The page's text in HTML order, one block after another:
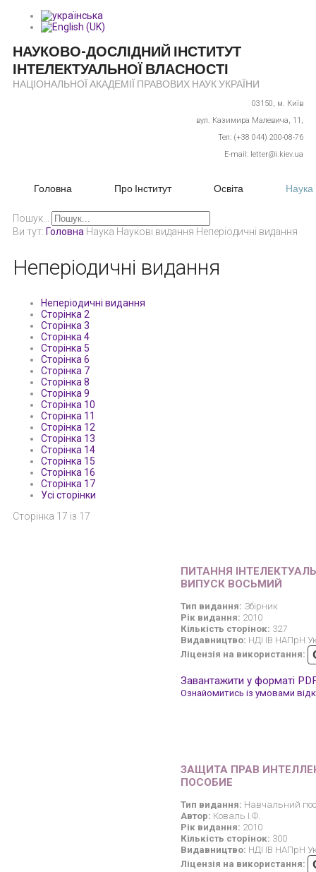
НАУКОВО-ДОСЛІДНИЙ ІНСТИТУТ
ІНТЕЛЕКТУАЛЬНОЇ ВЛАСНОСТІ
НАЦІОНАЛЬНОЇ АКАДЕМІЇ ПРАВОВИХ НАУК УКРАЇНИ
03150, м. Київ
вул. Казимира Малевича, 11,
Тел: (+38 044) 200-08-76
E-mail: letter@i.kiev.ua
Головна Про Інститут Освіта Наука
Пошук...
Ви тут: Головна Наука Наукові видання Неперіодичні видання
Неперіодичні видання
Неперіодичні видання
Сторінка 2
Сторінка 3
Сторінка 4
Сторінка 5
Сторінка 6
Сторінка 7
Сторінка 8
Сторінка 9
Сторінка 10
Сторінка 11
Сторінка 12
Сторінка 13
Сторінка 14
Сторінка 15
Сторінка 16
Сторінка 17
Усі сторінки
Сторінка 17 із 17
ПИТАННЯ
ВИПУСК ВОСЬМИЙ
Тип видання: Збірник
Рік видання: 2010
Кількість сторінок: 327
Видавництво: НДІ ІВ НАПрН
Ліцензія на використання:
Завантажити у форматі
Ознайомитись із умовами
ЗАЩИТА ПРАВ
ПОСОБИЕ
Тип видання: Навчальний
Автор: Коваль І.Ф.
Рік видання: 2010
Кількість сторінок: 300
Видавництво: НДІ ІВ НАПрН
Ліцензія на використання: